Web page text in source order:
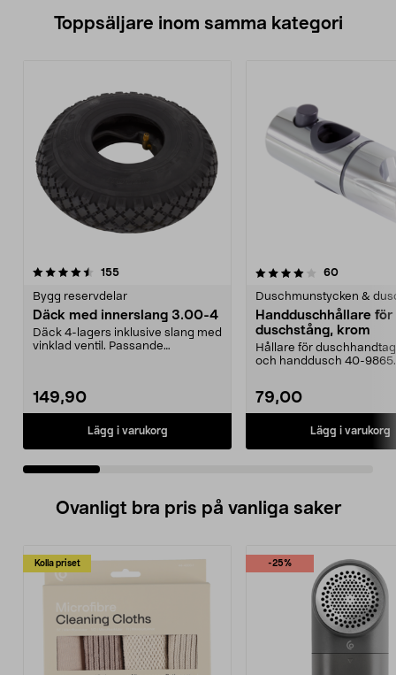
Toppsäljare inom samma kategori
155recensioner
Bygg reservdelar
Däck med innerslang 3.00-4
Däck 4-lagers inklusive slang med
vinklad ventil. Passande
149,90
Lägg i varukorg
4.0 av 5 stjärnor 60
Duschmunstycken &
Handduschhållare
duschstång, krom
Hållare för
och handdusch 40-
79,00
Lägg i varukorg
4.0 av 5 stjärnor
Ovanligt bra pris på vanliga saker
Kolla priset -25%